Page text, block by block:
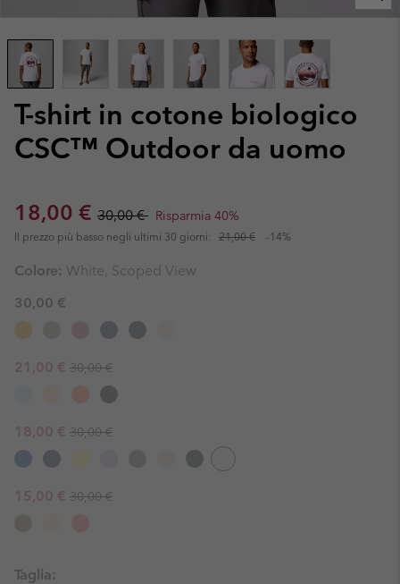
T-shirt in cotone biologico
CSC™ Outdoor da uomo
Sale price:
18,00 € Regular price:
30,00 € Risparmia 40%
Il prezzo più basso negli ultimi 30 giorni: 21,00 € -14%
Colore: White, Scoped View
30,00 €
Sale price:
21,00 € Regular price:
30,00 €
Sale price:
18,00 € Regular price:
30,00 €
Sale price:
15,00 € Regular price:
30,00 €
Taglia: